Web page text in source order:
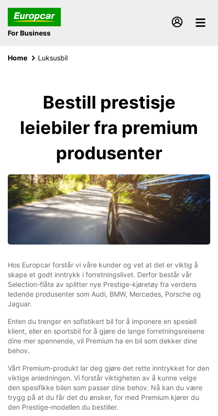
For Business
Home Luksusbil
Bestill prestisje
leiebiler fra premium
produsenter
Hos Europcar forstår vi våre kunder og vet at det er viktig å
skape et godt inntrykk i forretningslivet. Derfor består vår
Selection-flåte av splitter nye Prestige-kjøretøy fra verdens
ledende produsenter som Audi, BMW, Mercedes, Porsche og
Jaguar.
Enten du trenger en sofistikert bil for å imponere en spesiell
klient, eller en sportsbil for å gjøre de lange forretningsreisene
dine mer spennende, vil Premium ha en bil som dekker dine
behov.
Vårt Premium-produkt lar deg gjøre det rette inntrykket for den
viktige anledningen. Vi forstår viktigheten av å kunne velge
den spesifikke bilen som passer dine behov. Nå kan du være
trygg på at du får det du ønsker, for med Premium kjører du
den Prestige-modellen du bestiller.